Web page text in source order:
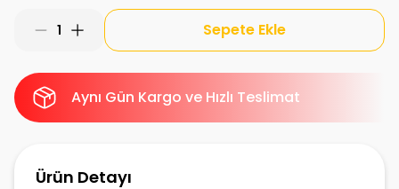
1 Sepete Ekle
Aynı Gün Kargo ve Hızlı Teslimat
Ürün Detayı